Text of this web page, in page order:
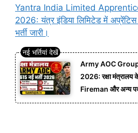
Yantra India Limited
2026: यंत्र इंडिया लिमिटेड में
भर्ती जारी।
Army AOC
2026: रक्षा
Fireman और अन्य पदों